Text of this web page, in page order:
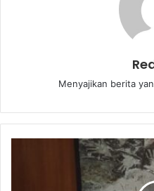
Menyajikan berita